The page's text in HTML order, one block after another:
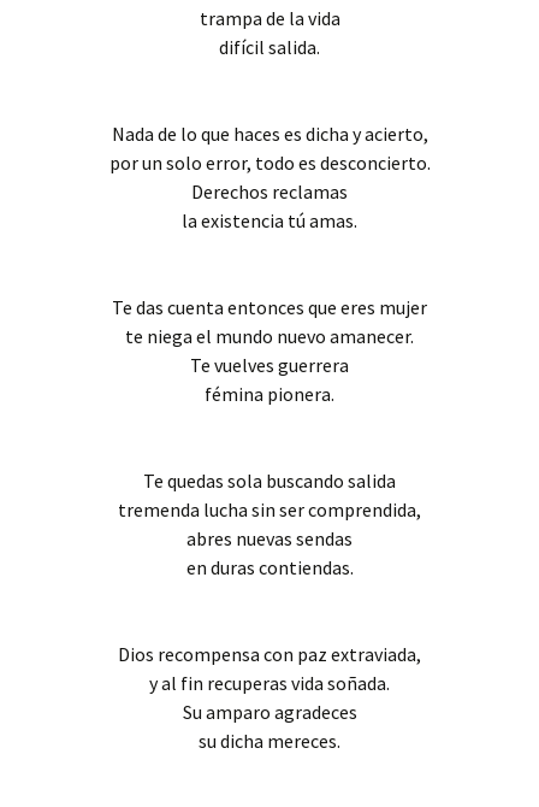
trampa de la vida
difícil salida.
Nada de lo que haces es dicha y acierto,
por un solo error, todo es desconcierto.
Derechos reclamas
la existencia tú amas.
Te das cuenta entonces que eres mujer
te niega el mundo nuevo amanecer.
Te vuelves guerrera
fémina pionera.
Te quedas sola buscando salida
tremenda lucha sin ser comprendida,
abres nuevas sendas
en duras contiendas.
Dios recompensa con paz extraviada,
y al fin recuperas vida soñada.
Su amparo agradeces
su dicha mereces.